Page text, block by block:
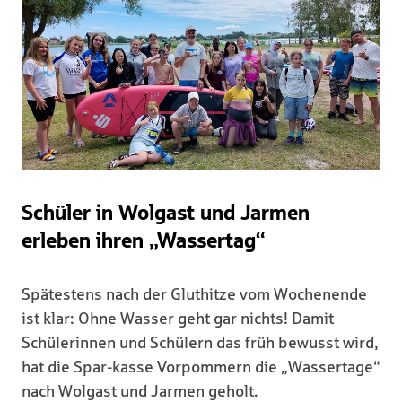
Schüler in Wolgast und Jarmen
erleben ihren „Wassertag“
Spätestens nach der Gluthitze vom Wochenende
ist klar: Ohne Wasser geht gar nichts! Damit
Schülerinnen und Schülern das früh bewusst wird,
hat die Spar-kasse Vorpommern die „Wassertage“
nach Wolgast und Jarmen geholt.